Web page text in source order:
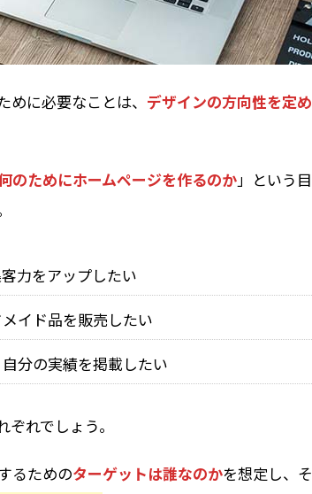
めに必要なことは、 デザインの方向性を定め
のためにホームページを作るのか」という目
力をアップしたい
イド品を販売したい
分の実績を掲載したい
れでしょう。
るためのターゲットは誰なのかを想定し、そ